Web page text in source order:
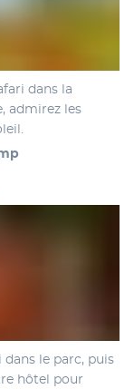
dans la
admirez les
le parc, puis
hôtel pour